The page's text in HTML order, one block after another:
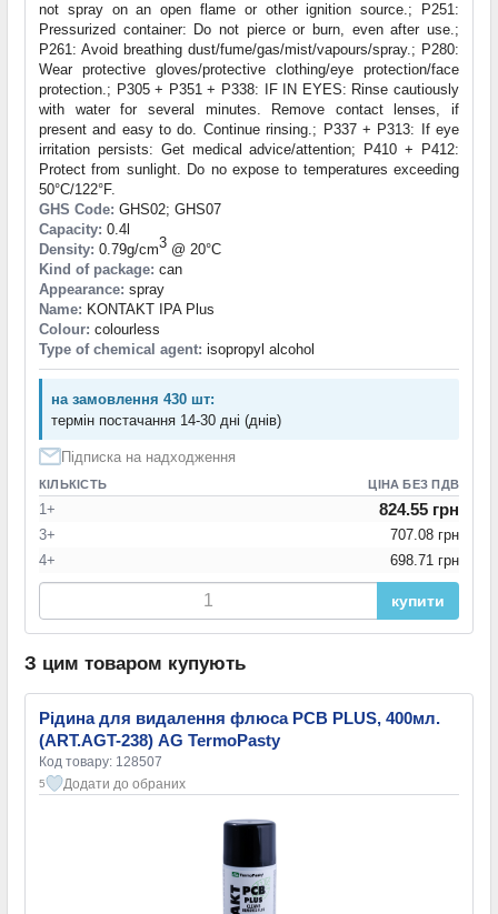
not spray on an open flame or other ignition source.; P251:
Pressurized container: Do not pierce or burn, even after use.;
P261: Avoid breathing dust/fume/gas/mist/vapours/spray.; P280:
Wear protective gloves/protective clothing/eye protection/face
protection.; P305 + P351 + P338: IF IN EYES: Rinse cautiously
with water for several minutes. Remove contact lenses, if
present and easy to do. Continue rinsing.; P337 + P313: If eye
irritation persists: Get medical advice/attention; P410 + P412:
Protect from sunlight. Do no expose to temperatures exceeding
50°C/122°F.
GHS Code: GHS02; GHS07
Capacity: 0.4l
Density: 0.79g/cm3 @ 20°C
Kind of package: can
Appearance: spray
Name: KONTAKT IPA Plus
Colour: colourless
Type of chemical agent: isopropyl alcohol
на замовлення 430 шт:
термін постачання 14-30 дні (днів)
Підписка на надходження
КІЛЬКІСТЬ ЦІНА БЕЗ ПДВ
1+ 824.55 грн
3+
707.08 грн
4+
698.71 грн
купити
З цим товаром купують
Рідина для видалення флюса PCB PLUS, 400мл.
(ART.AGT-238) AG TermoPasty
Код товару: 128507
5 Додати до обраних